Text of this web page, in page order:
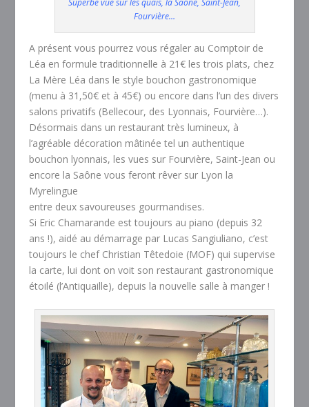
Superbe vue sur les quais, la Saône, Saint-Jean,
Fourvière…
A présent vous pourrez vous régaler au Comptoir de
Léa en formule traditionnelle à 21€ les trois plats, chez
La Mère Léa dans le style bouchon gastronomique
(menu à 31,50€ et à 45€) ou encore dans l’un des divers
salons privatifs (Bellecour, des Lyonnais, Fourvière…).
Désormais dans un restaurant très lumineux, à
l’agréable décoration mâtinée tel un authentique
bouchon lyonnais, les vues sur Fourvière, Saint-Jean ou
encore la Saône vous feront rêver sur Lyon la
Myrelingue
entre deux savoureuses gourmandises.
Si Eric Chamarande est toujours au piano (depuis 32
ans !), aidé au démarrage par Lucas Sangiuliano, c’est
toujours le chef Christian Têtedoie (MOF) qui supervise
la carte, lui dont on voit son restaurant gastronomique
étoilé (l’Antiquaille), depuis la nouvelle salle à manger !